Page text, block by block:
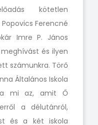
kötetlen
Ferencné
Imre P. János
és ilyen
számunkra. Törő
Általános Iskola
mi az, amit Ő
a délutánról,
és a két iskola